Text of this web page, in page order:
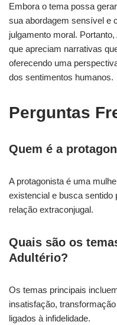
Embora o tema possa
sua abordagem sensível e
julgamento moral.
que apreciam narrativas
oferecendo uma
dos sentimentos humanos.
Perguntas
Quem é a
A protagonista é uma
existencial e busca sentido
relação extraconjugal.
Quais são os
Adultério?
Os temas principais
insatisfação,
ligados à infidelidade.